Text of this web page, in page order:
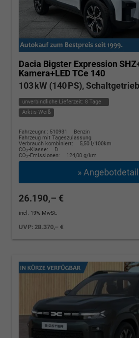
Dacia Bigster Expression
Kamera+LED TCe 140
103 kW (140 PS),
unverbindliche Lieferzeit: 8 Tage
Arktis-Weiß
Fahrzeugnr.: 510931
Benzin
Fahrzeug mit Tageszulassung
Verbrauch kombiniert:
5,50 l/100km
CO2-Klasse:
D
CO2-Emissionen: 124,00 g/km
»
26.190,– €
incl. 19% MwSt.
UVP:28.370,– €